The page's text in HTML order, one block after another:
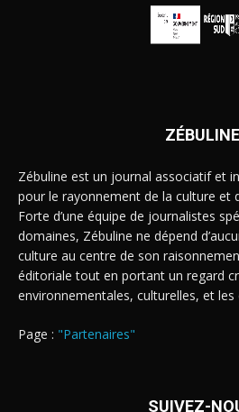
ZÉBULINE
Zébuline est un journal associatif et
pour le rayonnement de la culture et
Forte d’une équipe de journalistes
domaines, Zébuline ne dépend
culture au centre de son
éditoriale tout en portant un regard
environnementales, culturelles, et les
Page : "Partenaires"
SUIVEZ-